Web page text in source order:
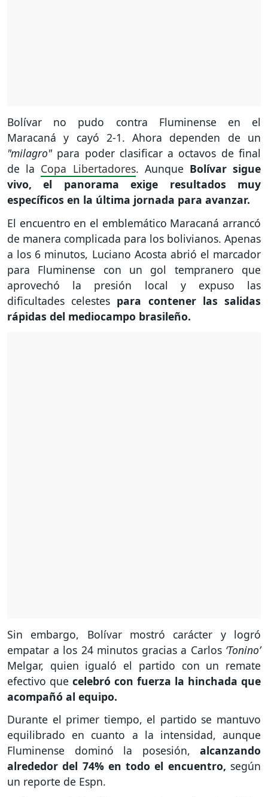
Bolívar no pudo contra Fluminense en el
Maracaná y cayó 2-1. Ahora dependen de un
"milagro"para poder clasificar a octavos de final
de la Copa Libertadores. Aunque Bolívar sigue
vivo, el panorama exige resultados muy
específicos en la última jornada para avanzar.
El encuentro en el emblemático Maracaná arrancó
de manera complicada para los bolivianos. Apenas
a los 6 minutos, Luciano Acosta abrió el marcador
para Fluminense con un gol tempranero que
aprovechó la presión local y expuso las
dificultades celestes para contener las salidas
rápidas del mediocampo brasileño.
Sin embargo, Bolívar mostró carácter y logró
empatar a los 24 minutos gracias a Carlos ‘Tonino’
Melgar, quien igualó el partido con un remate
efectivo que celebró con fuerza la hinchada que
acompañó al equipo.
Durante el primer tiempo, el partido se mantuvo
equilibrado en cuanto a la intensidad, aunque
Fluminense dominó la posesión, alcanzando
alrededor del 74% en todo el encuentro, según
un reporte de Espn.